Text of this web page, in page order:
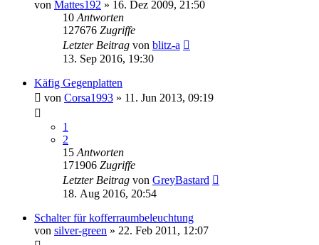
von Mattes192 » 16. Dez 2009, 21:50
10 Antworten
127676 Zugriffe
Letzter Beitrag von blitz-a
13. Sep 2016, 19:30
Käfig Gegenplatten
von Corsa1993 » 11. Jun 2013, 09:19
1
2
15 Antworten
171906 Zugriffe
Letzter Beitrag von GreyBastard
18. Aug 2016, 20:54
Schalter für kofferraumbeleuchtung
von silver-green » 22. Feb 2011, 12:07